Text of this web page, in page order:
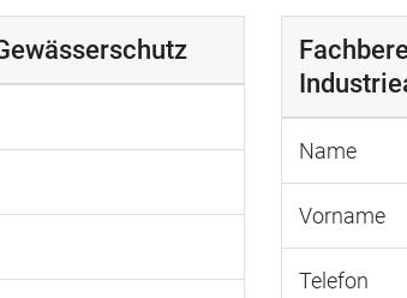
Name
Vorname
Telefon